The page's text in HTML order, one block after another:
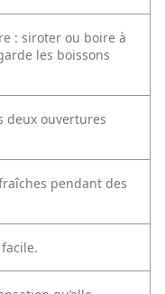
: siroter ou boire à
les boissons
deux ouvertures
pendant des